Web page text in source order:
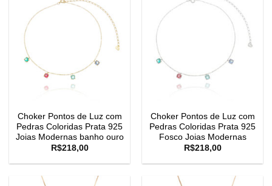
Choker Pontos de Luz com
Pedras Coloridas Prata 925
Joias Modernas banho ouro
R$218,00
Choker Pontos de Luz com
Pedras Coloridas Prata 925
Fosco Joias Modernas
R$218,00